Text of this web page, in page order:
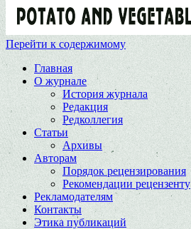
Перейти к содержимому
Главная
О журнале
История журнала
Редакция
Редколлегия
Статьи
Архивы
Авторам
Порядок рецензирования
Рекомендации рецензенту
Рекламодателям
Контакты
Этика публикаций